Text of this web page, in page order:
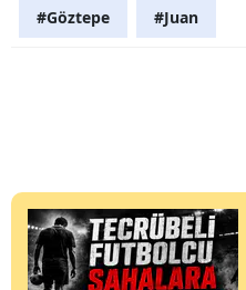
#Göztepe #Juan